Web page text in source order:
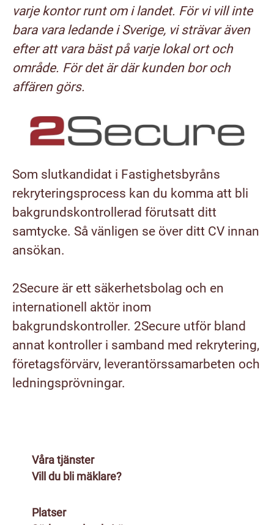
varje kontor runt om i landet. För vi vill inte
bara vara ledande i Sverige, vi strävar även
efter att vara bäst på varje lokal ort och
område. För det är där kunden bor och
affären görs.
Som slutkandidat i Fastighetsbyråns
rekryteringsprocess kan du komma att bli
bakgrundskontrollerad förutsatt ditt
samtycke. Så vänligen se över ditt CV innan
ansökan.
2Secure är ett säkerhetsbolag och en
internationell aktör inom
bakgrundskontroller. 2Secure utför bland
annat kontroller i samband med rekrytering,
företagsförvärv, leverantörssamarbeten och
ledningsprövningar.
Våra tjänster
Vill du bli mäklare?
Platser